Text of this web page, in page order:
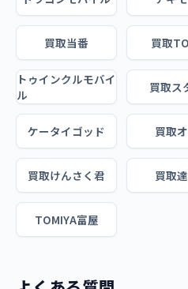
買取当番 買取
トゥインクルモバイ
ル
買取ス
ケータイゴッド 買取
買取けんさく君 買取
TOMIYA富屋